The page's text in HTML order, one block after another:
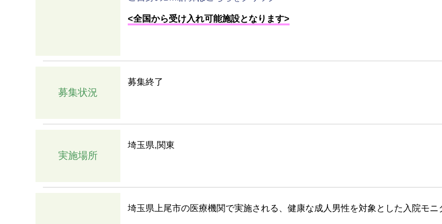
<全国から受け入れ可能施設となります>
募集状況
募集終了
実施場所
埼玉県,関東
埼玉県上尾市の医療機関で実施される、健康な成人男性を対象とした入院モニ